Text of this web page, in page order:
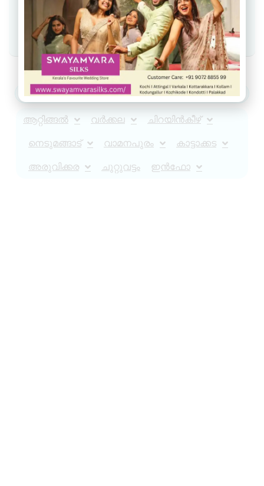
Join Facebook group
Join WhatsApp Community
ആറ്റിങ്ങൽ വർക്കല ചിറയിൻകീഴ്
നെടുമങ്ങാട് വാമനപുരം കാട്ടാക്കട
അരുവിക്കര ചുറ്റുവട്ടം ഇൻഫോ